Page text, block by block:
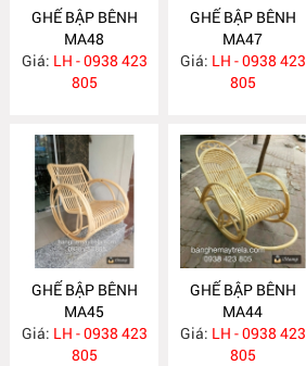
GHẾ BẬP BÊNH
MA48
Giá: LH - 0938 423
805
GHẾ BẬP BÊNH
MA47
Giá: LH - 0938 423
805
GHẾ BẬP BÊNH
MA45
Giá: LH - 0938 423
805
GHẾ BẬP BÊNH
MA44
Giá: LH - 0938 423
805